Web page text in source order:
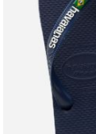
אני רוצה לקבל
עדכונים
והטכנולוגיה
ידוע לי כי
נוסף על אופן
הפרטיות.